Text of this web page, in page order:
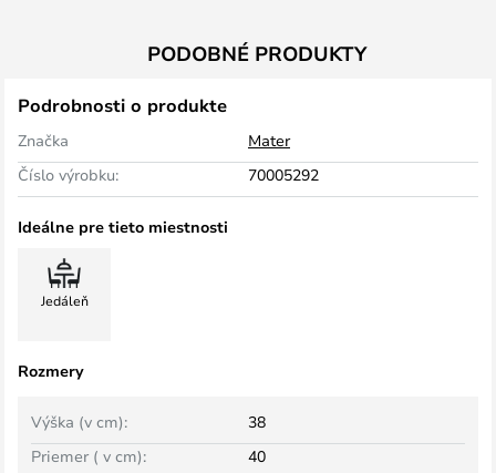
PODOBNÉ PRODUKTY
Podrobnosti o produkte
Značka
Mater
Číslo výrobku:
70005292
Ideálne pre tieto miestnosti
Jedáleň
Rozmery
Výška (v cm):
38
Priemer ( v cm):
40